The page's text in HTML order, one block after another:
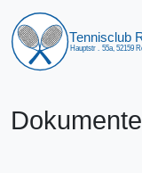
Dokumente